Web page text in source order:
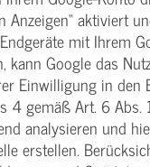
Anzeigen“ aktiviert
mit Ihrem
kann Google das
Einwilligung in den
4 gemäß Art. 6 Abs.
analysieren und
erstellen.